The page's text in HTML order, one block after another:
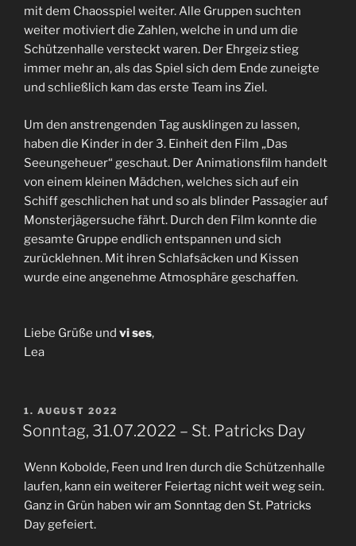
mit dem Chaosspiel weiter. Alle Gruppen suchten
weiter motiviert die Zahlen, welche in und um die
Schützenhalle versteckt waren. Der Ehrgeiz stieg
immer mehr an, als das Spiel sich dem Ende zuneigte
und schließlich kam das erste Team ins Ziel.
Um den anstrengenden Tag ausklingen zu lassen,
haben die Kinder in der 3. Einheit den Film „Das
Seeungeheuer“ geschaut. Der Animationsfilm handelt
von einem kleinen Mädchen, welches sich auf ein
Schiff geschlichen hat und so als blinder Passagier auf
Monsterjägersuche fährt. Durch den Film konnte die
gesamte Gruppe endlich entspannen und sich
zurücklehnen. Mit ihren Schlafsäcken und Kissen
wurde eine angenehme Atmosphäre geschaffen.
Liebe Grüße und vi ses,
Lea
VERÖFFENTLICHT
AM
1. AUGUST 2022
Sonntag, 31.07.2022 – St. Patricks Day
Wenn Kobolde, Feen und Iren durch die Schützenhalle
laufen, kann ein weiterer Feiertag nicht weit weg sein.
Ganz in Grün haben wir am Sonntag den St. Patricks
Day gefeiert.